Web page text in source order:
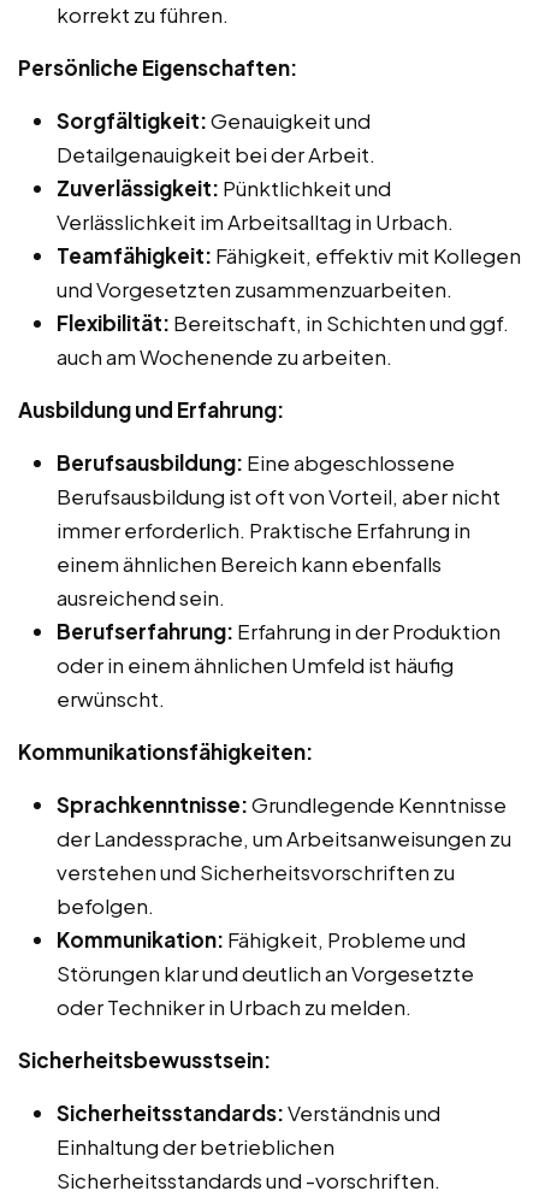
korrekt zu führen.
Persönliche Eigenschaften:
Sorgfältigkeit:Genauigkeit und
Detailgenauigkeit bei der Arbeit.
Zuverlässigkeit: Pünktlichkeit und
Verlässlichkeit im Arbeitsalltag in Urbach.
Teamfähigkeit: Fähigkeit, effektiv mit Kollegen
und Vorgesetzten zusammenzuarbeiten.
Flexibilität: Bereitschaft, in Schichten und ggf.
auch am Wochenende zu arbeiten.
Ausbildung und Erfahrung:
Berufsausbildung: Eine abgeschlossene
Berufsausbildung ist oft von Vorteil, aber nicht
immer erforderlich. Praktische Erfahrung in
einem ähnlichen Bereich kann ebenfalls
ausreichend sein.
Berufserfahrung: Erfahrung in der Produktion
oder in einem ähnlichen Umfeld ist häufig
erwünscht.
Kommunikationsfähigkeiten:
Sprachkenntnisse:Grundlegende Kenntnisse
der Landessprache, um Arbeitsanweisungen zu
verstehen und Sicherheitsvorschriften zu
befolgen.
Kommunikation: Fähigkeit, Probleme und
Störungen klar und deutlich an Vorgesetzte
oder Techniker in Urbach zu melden.
Sicherheitsbewusstsein:
Sicherheitsstandards:Verständnis und
Einhaltung der betrieblichen
Sicherheitsstandards und -vorschriften.